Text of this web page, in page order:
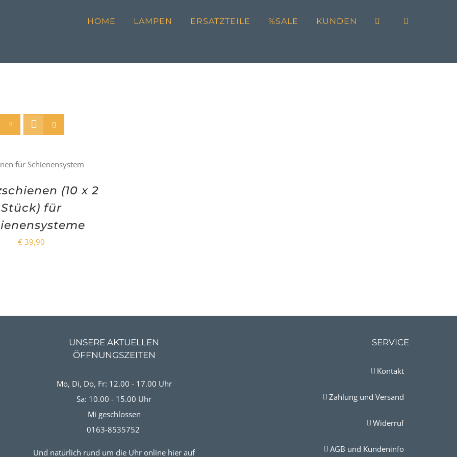
HOME LAMPEN ERSATZTEILE %SALE KUNDEN
(10 x 2
Stück) für
€ 39,90
UNSERE AKTUELLEN
ÖFFNUNGSZEITEN
Mo, Di, Do, Fr: 12.00 - 17.00 Uhr
Sa: 10.00 - 15.00 Uhr
Mi geschlossen
0163-8535752
Und natürlich rund um die Uhr online hier auf
SERVICE
Kontakt
Zahlung und Versand
Widerruf
AGB und Kundeninfo